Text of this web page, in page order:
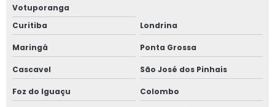
Votuporanga
Curitiba
Londrina
Maringá Ponta Grossa
Cascavel São José dos Pinhais
Foz do Iguaçu Colombo